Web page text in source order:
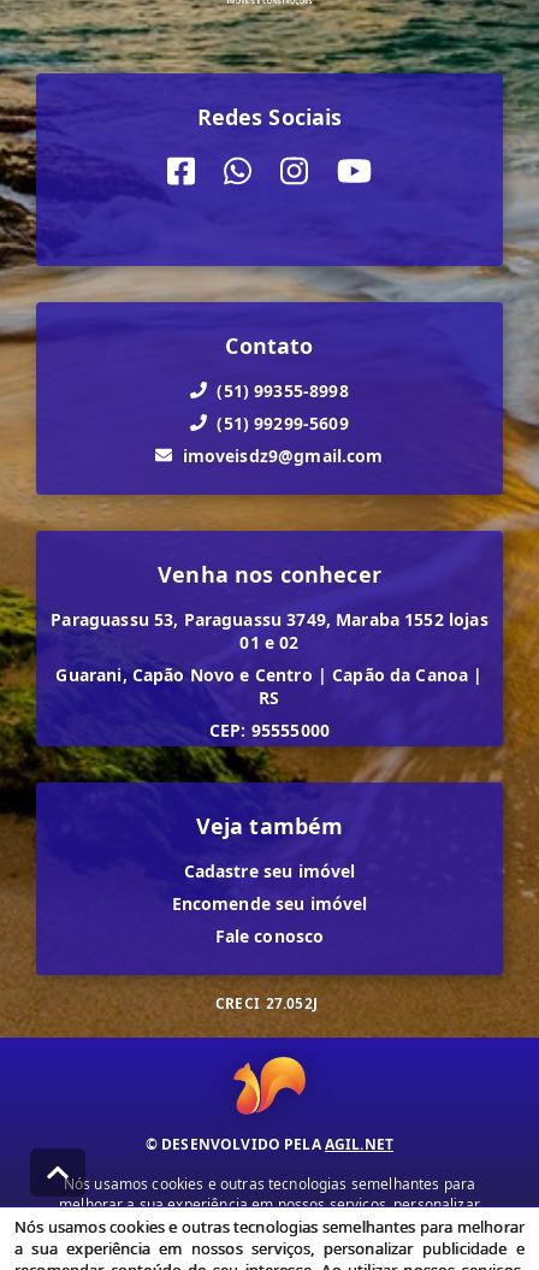
Redes Sociais
Contato
(51) 99355-8998
(51) 99299-5609
imoveisdz9@gmail.com
Venha nos conhecer
Paraguassu 53, Paraguassu 3749, Maraba 1552 lojas
01 e 02
Guarani, Capão Novo e Centro | Capão da Canoa |
RS
CEP: 95555000
Veja também
Cadastre seu imóvel
Encomende seu imóvel
Fale conosco
CRECI 27.052J
© DESENVOLVIDO PELAAGIL.NET
Nós usamos cookies e outras tecnologias semelhantes para
melhorar a sua experiência em nossos serviços, personalizar
publicidade e recomendar conteúdo de seu interesse. Ao utilizar
nossos serviços, você concorda com nossa política de privacidade e
termos de uso.
Nós usamos cookies e outras tecnologias semelhantes para melhorar
a sua experiência em nossos serviços, personalizar publicidade e